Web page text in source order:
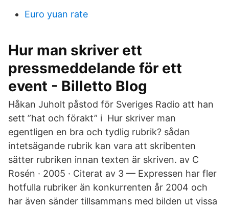
Euro yuan rate
Hur man skriver ett
pressmeddelande för ett
event - Billetto Blog
Håkan Juholt påstod för Sveriges Radio att han
sett ”hat och förakt” i Hur skriver man
egentligen en bra och tydlig rubrik? sådan
intetsägande rubrik kan vara att skribenten
sätter rubriken innan texten är skriven. av C
Rosén · 2005 · Citerat av 3 — Expressen har fler
hotfulla rubriker än konkurrenten år 2004 och
har även sänder tillsammans med bilden ut vissa